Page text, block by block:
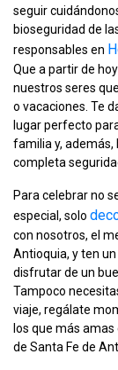
seguir
bioseguridad de
responsables en
Que a partir de
nuestros seres
o vacaciones. Te
lugar perfecto
familia y, además,
completa
Para celebrar no
especial, solo
con nosotros, el
Antioquia, y ten
disfrutar de un
Tampoco
viaje, regálate
los que más
de Santa Fe de